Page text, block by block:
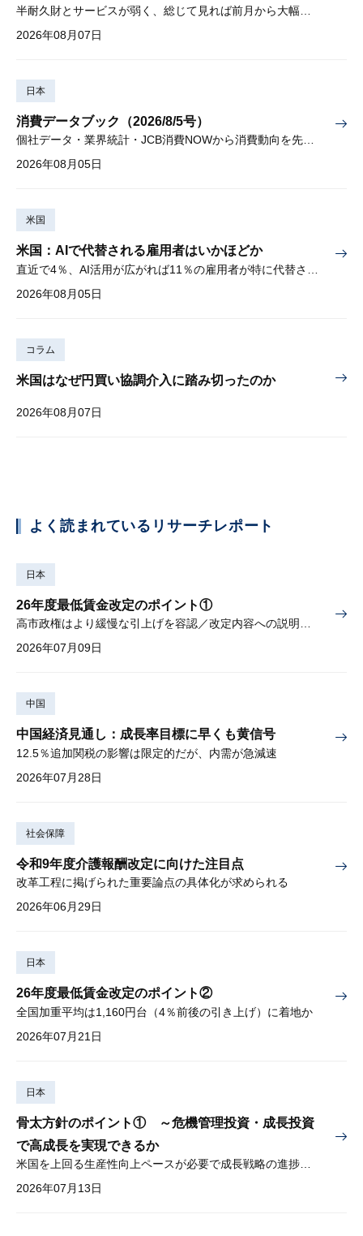
2026年08月07日
日本
消費データブック（2026/8/5号）
個社データ・業界統計・JCB消費NOWから消費動向を先取り
2026年08月05日
米国
米国：AIで代替される雇用者はいかほどか
2026年08月05日
コラム
米国はなぜ円買い協調介入に踏み切ったのか
2026年08月07日
よく読まれているリサーチレポート
日本
26年度最低賃金改定のポイント①
高市政権はより緩慢な引上げを容認／改定内容への説明責任が焦点
2026年07月09日
中国
中国経済見通し：成長率目標に早くも黄信号
12.5％追加関税の影響は限定的だが、内需が急減速
2026年07月28日
社会保障
令和9年度介護報酬改定に向けた注目点
改革工程に掲げられた重要論点の具体化が求められる
2026年06月29日
日本
26年度最低賃金改定のポイント②
全国加重平均は1,160円台（4％前後の引き上げ）に着地か
2026年07月21日
日本
骨太方針のポイント① ～危機管理投資・成長投資
で高成長を実現できるか
米国を上回る生産性向上ペースが必要で成長戦略の進捗管理も課題
2026年07月13日